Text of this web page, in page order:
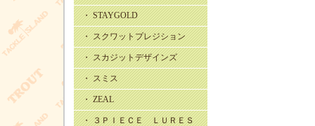
・ STAYGOLD
・ スクワットプレジション
・ スカジットデザインズ
・ スミス
・ ZEAL
・ ３ＰＩＥＣＥ ＬＵＲＥＳ